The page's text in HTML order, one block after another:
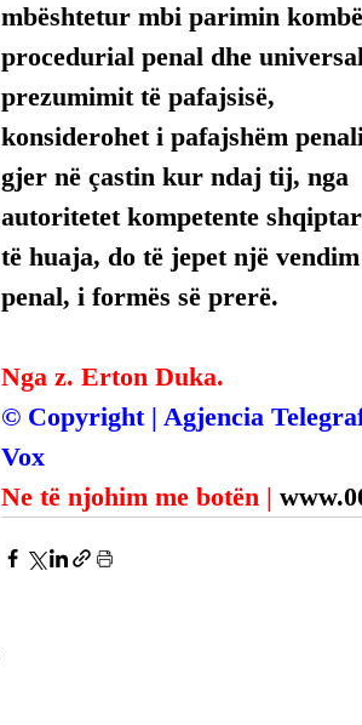
mbështetur mbi parimin
procedurial penal dhe
prezumimit të pafajsisë,
konsiderohet i pafajshëm
gjer në çastin kur ndaj tij, nga
autoritetet kompetente
të huaja, do të jepet një vendim
penal, i formës së prerë.
Nga z. Erton Duka.
© Copyright | Agjencia
Vox
Ne të njohim me botën |